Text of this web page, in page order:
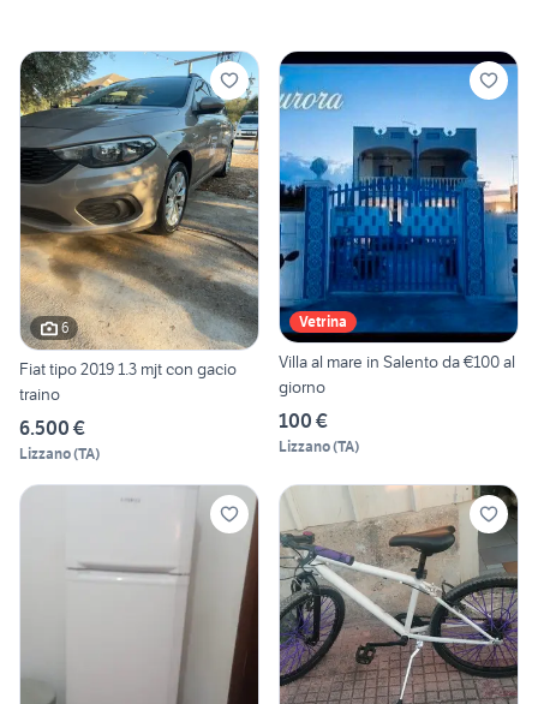
6
Fiat tipo 2019 1.3 mjt con gacio
traino
6.500 €
Lizzano(TA)
Vetrina
Villa al mare in Salento da €100 al
giorno
100 €
Lizzano(TA)